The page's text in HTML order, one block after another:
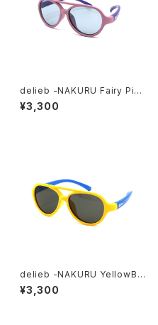
delieb -NAKURU Fairy Pink
Pastelpurple/Lightgray-
BABYsize
¥3,300
delieb -NAKURU YellowBlu
e/Smoke- BABYsize
¥3,300